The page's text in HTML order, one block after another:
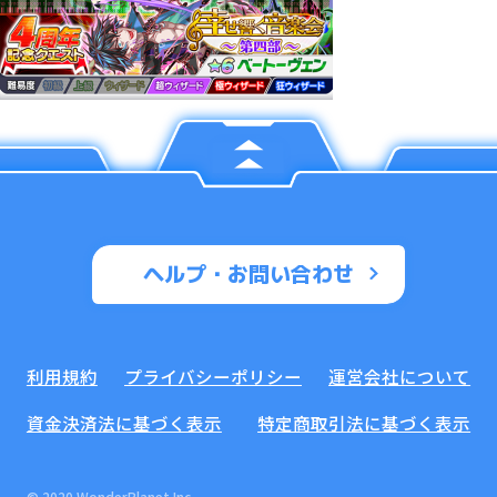
ヘルプ・お問い合わせ
利用規約 プライバシーポリシー
運営会社について
資金決済法に基づく表示
特定商取引法に基づく表示